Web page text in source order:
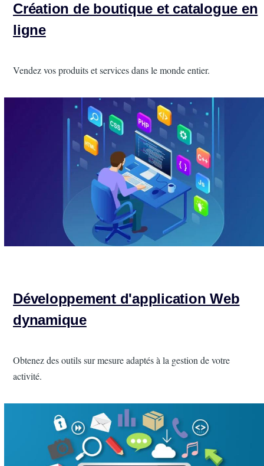
Création de boutique et catalogue en
ligne
Intro
Vendez vos produits et services dans le monde entier.
Développement d'application Web
dynamique
Intro
Obtenez des outils sur mesure adaptés à la gestion de votre
activité.